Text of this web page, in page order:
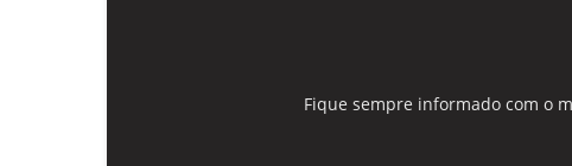
Fique sempre informado com o